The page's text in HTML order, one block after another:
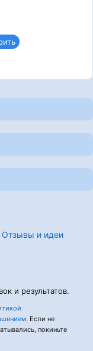
Отзывы и идеи
и результатов.
. Если не
покиньте